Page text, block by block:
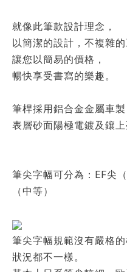
就像此筆款設計理念，
以簡潔的設計，不複雜的
讓您以簡易的價格，
暢快享受書寫的樂趣。
筆桿採用鋁合金金屬車製
表層砂面陽極電鍍及鑲上
筆尖字幅可分為：EF尖
（中等）
筆尖字幅規範沒有嚴格
狀況都不一樣。